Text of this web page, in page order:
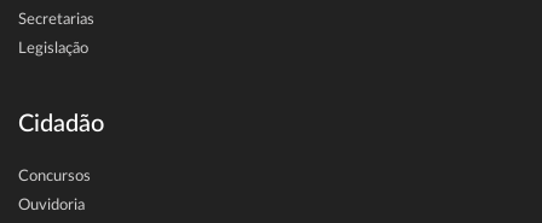
Secretarias
Legislação
Cidadão
Concursos
Ouvidoria